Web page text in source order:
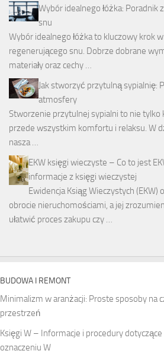
Wybór idealnego łóżka: Poradnik
snu
Wybór idealnego łóżka to kluczowy krok
regenerującego snu. Dobrze dobrane
materiały oraz cechy …
Jak stworzyć przytulną sypialnię:
atmosfery
Stworzenie przytulnej sypialni to nie tylko
przede wszystkim komfortu i relaksu. W
nasza …
EKW księgi wieczyste – Co to jest
informacje z księgi wieczystej
Ewidencja Ksiąg Wieczystych
obrocie nieruchomościami, a jej
ułatwić proces zakupu czy …
BUDOWA I REMONT
Minimalizm w aranżacji: Proste sposoby na
przestrzeń
Księgi W – Informacje i procedury
oznaczeniu W